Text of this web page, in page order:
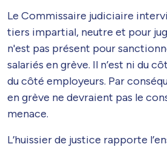
Le Commissaire judiciaire
tiers impartial, neutre et pour
n'est pas présent pour
salariés en grève. Il n’est ni du
du côté employeurs. Par
en grève ne devraient pas le
menace.
L’huissier de justice rapporte